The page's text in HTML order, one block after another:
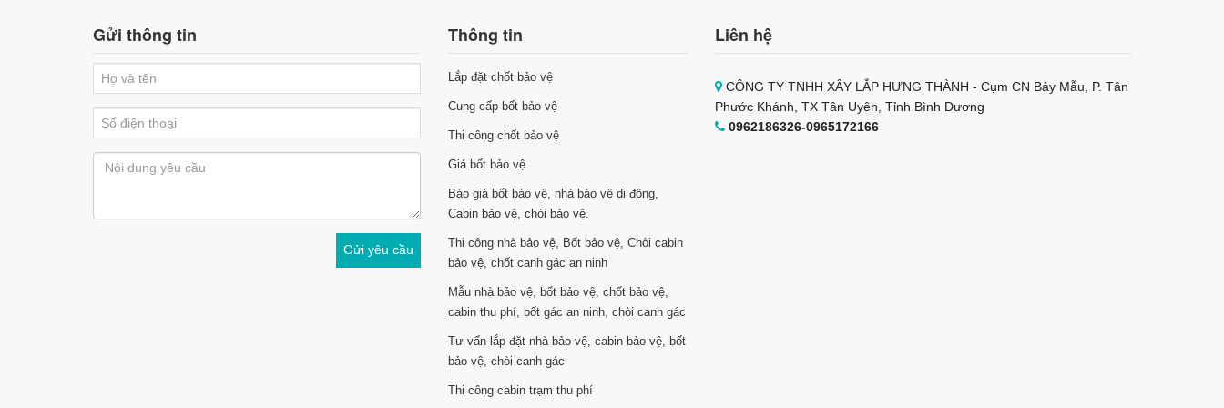
Gửi thông tin Thông tin
Lắp đặt chốt bảo vệ
Cung cấp bốt bảo vệ
Thi công chốt bảo vệ
Giá bốt bảo vệ
Báo giá bốt bảo vệ, nhà bảo vệ di động,
Cabin bảo vệ, chòi bảo vệ.
Thi công nhà bảo vệ, Bốt bảo vệ, Chòi cabin
bảo vệ, chốt canh gác an ninh
Mẫu nhà bảo vệ, bốt bảo vệ, chốt bảo vệ,
cabin thu phí, bốt gác an ninh, chòi canh gác
Tư vấn lắp đặt nhà bảo vệ, cabin bảo vệ, bốt
bảo vệ, chòi canh gác
Thi công cabin trạm thu phí
Liên hệ
CÔNG TY TNHH XÂY LẮP HƯNG THÀNH - Cụm CN Bảy Mẫu, P. Tân
Phước Khánh, TX Tân Uyên, Tỉnh Bình Dương
0962186326-0965172166